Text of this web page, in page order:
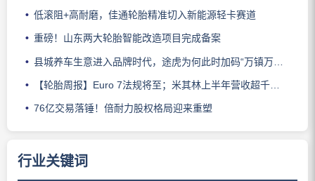
低滚阻+高耐磨，佳通轮胎精准切入新能源轻卡赛道
重磅！山东两大轮胎智能改造项目完成备案
县城养车生意进入品牌时代，途虎为何此时加码“万镇万店”？
【轮胎周报】Euro 7法规将至；米其林上半年营收超千亿；倍耐力上半年盈利稳增；龙星炭黑斩获欧洲近万吨订单
76亿交易落锤！倍耐力股权格局迎来重塑
行业关键词